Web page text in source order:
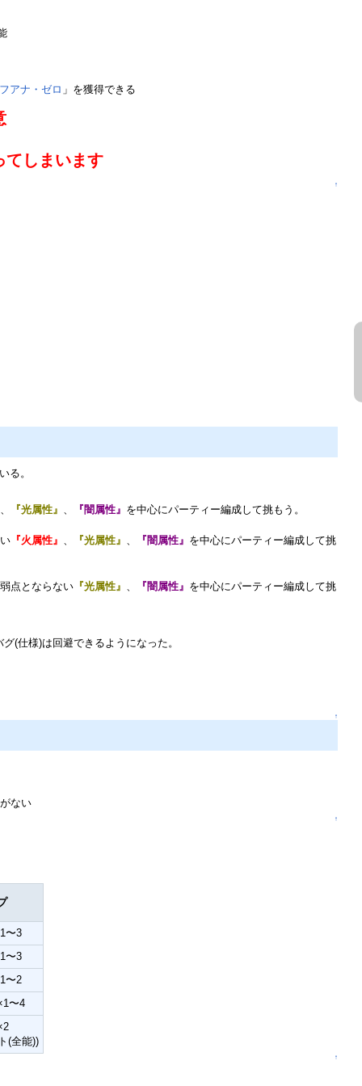
アナ・ゼロ 」を獲得できる
てしまいます
↑
る。
『光属性』 『闇属性』 を中心にパーティー編成して挑もう。
『火属性』 『光属性』 『闇属性』 を中心にパーティー編成して挑
点とならない『光属性』 『闇属性』 を中心にパーティー編成して挑
(仕様)は回避できるようになった。
↑
ない
↑
〜3
〜3
〜2
〜4
(全能))
↑